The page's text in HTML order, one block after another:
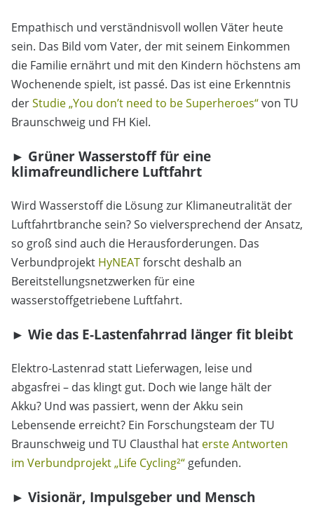
Empathisch und verständnisvoll wollen Väter heute
sein. Das Bild vom Vater, der mit seinem Einkommen
die Familie ernährt und mit den Kindern höchstens am
Wochenende spielt, ist passé. Das ist eine Erkenntnis
derStudie „You don’t need to be Superheroes“von TU
Braunschweig und FH Kiel.
► Grüner Wasserstoff für eine
klimafreundlichere Luftfahrt
Wird Wasserstoff die Lösung zur Klimaneutralität der
Luftfahrtbranche sein? So vielversprechend der Ansatz,
so groß sind auch die Herausforderungen. Das
Verbundprojekt HyNEATforscht deshalb an
Bereitstellungsnetzwerken für eine
wasserstoffgetriebene Luftfahrt.
► Wie das E-Lastenfahrrad länger fit bleibt
Elektro-Lastenrad statt Lieferwagen, leise und
abgasfrei – das klingt gut. Doch wie lange hält der
Akku? Und was passiert, wenn der Akku sein
Lebensende erreicht? Ein Forschungsteam der TU
Braunschweig und TU Clausthal hat erste Antworten
im Verbundprojekt „Life Cycling²“ gefunden.
► Visionär, Impulsgeber und Mensch